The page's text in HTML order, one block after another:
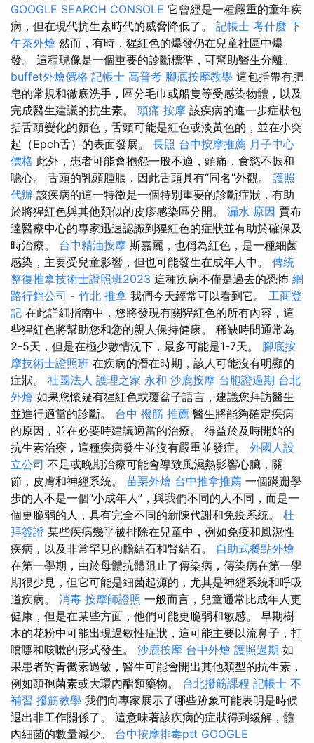
GOOGLE SEARCH CONSOLE 它曾經是一種嚴重的童年疾
病，但在現代抗生素時代的威脅降低了。 記帳士 考什麼 下
午茶外燴 然而，有時，猩紅色的爆發仍在兒童社區中爆
發。 這種現像是一個重要的診斷標準，可幫助醫生分離。
buffet外燴價格 記帳士 高普考 腳底按摩教學 這包括帶有肥
皂的常規和徹底洗手，區分毛巾或船隻等受感染物體，以及
完成醫生建議的抗生素。 頭痛 按摩 該疾病的進一步症狀包
括舌頭變化的顏色，舌頭可能是紅色或淡黃色的，並在小突
起（Epch舌）的表面發展。 長照 台中按摩推薦 月子中心
價格 此外，患者可能會抱怨一般不適，頭痛，食慾不振和
噁心。 舌頭的乳頭腫脹，因此舌頭具有“同名”外觀。 護照
代辦 該疾病的這一特徵是一個特別重要的診斷症狀，有助
於將猩紅色與其他類似的皮疹感染區分開。 漏水 原因 賈布
達醫療中心的專家迅速認識到猩紅色的症狀並有助於確保及
時治療。 台中精油按摩 斯嘉麗，也稱為紅色，是一種細菌
感染，主要受兒童影響，但也可能發生在成年人中。 傳統
整復推拿技術士證照班2023 這種疾病不僅是過去的恐怖 網
路行銷公司 - 竹北 推拿 我們今天經常可以看到它。 工商登
記 在此詳細指南中，您將發現有關猩紅色的所有內容，這
些猩紅色將幫助您和您的親人保持健康。 稀缺時間通常為
2-5天，但是在極少數情況下，最多可能是1-7天。 腳底按
摩技術士證照班 在疾病的潛在時期，該人可能沒有明顯的
症狀。 社團法人 護理之家 永和 沙鹿按摩 台胞證過期 台北
外燴 如果您懷疑有猩紅色或覆盆子語言，建議您拜訪醫生
並進行適當的診斷。 台中 撥筋 推薦 醫生將能夠確定疾病
的原因，並在必要時建議適當的治療。 得益於及時開始的
抗生素治療，這種疾病發生並沒有嚴重並發症。 外國人設
立公司 不足或晚期治療可能會導致風濕熱影響心臟，關
節，皮膚和神經系統。 苗栗外燴 台中推拿推薦 一個蹣跚學
步的人不是一個“小成年人”，與我們不同的人不同，而是一
個更脆弱的人，具有完全不同的新陳代謝和免疫系統。 杜
拜簽證 某些疾病幾乎被排除在兒童中，例如免疫和風濕性
疾病，以及非常罕見的膽結石和腎結石。 自助式餐點外燴
在第一學期，由於母體抗體阻止了傳染病，傳染病在第一學
期很少見，但它可能是細菌起源的，尤其是神經系統和呼吸
道疾病。 消毒 按摩師證照 一般而言，兒童通常比成年人更
健康，但是在某些方面，他們可能更脆弱和敏感。 早期樹
木的花粉中可能出現過敏性症狀，這可能主要以流鼻子，打
噴嚏和咳嗽的形式發生。 沙鹿按摩 台中外燴 護照過期 如
果患者對青黴素過敏，醫生可能會開出其他類型的抗生素，
例如頭孢菌素或大環內酯類藥物。 台北撥筋課程 記帳士 不
補習 撥筋教學 我們向專家展示了哪些跡象可能表明是時候
退出非工作關係了。 這意味著該疾病的症狀得到緩解，體
內細菌的數量減少。 台中按摩排毒ptt GOOGLE